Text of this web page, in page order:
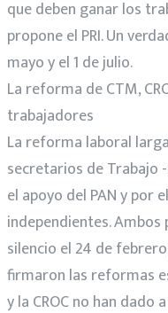
que deben ganar los
propone el PRI. Un
mayo y el 1 de julio.
La reforma de CTM,
trabajadores
La reforma laboral
secretarios de Trabajo
el apoyo del PAN y por
independientes. Ambos
silencio el 24 de
firmaron las reformas
y la CROC no han dado